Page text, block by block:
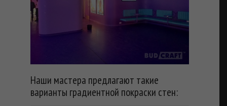
Наши мастера предлагают такие
варианты градиентной покраски стен: